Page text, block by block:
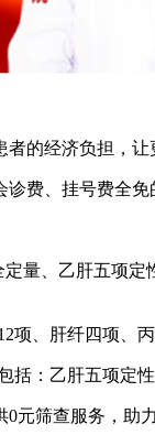
经济负担，让
费、挂号费全免
量、乙肝五项
项、肝纤四项、
括：乙肝五项定
查服务，助